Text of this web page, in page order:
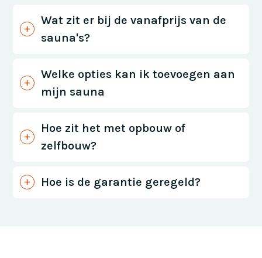
Wat zit er bij de vanafprijs van de
sauna's?
Welke opties kan ik toevoegen aan
mijn sauna
Hoe zit het met opbouw of
zelfbouw?
Hoe is de garantie geregeld?